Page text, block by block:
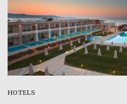
HOTELS